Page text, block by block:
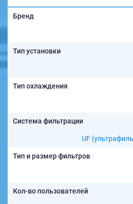
Бренд
Тип установки
Тип охлаждения
Система фильтрации
UF
Тип и размер фильтров
Кол-во пользователей